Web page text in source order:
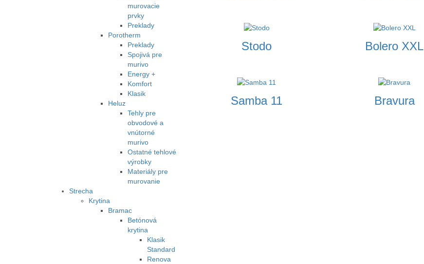
Stodo Bolero XXL
Samba 11 Bravura
murovacie
prvky
Preklady
Porotherm
Preklady
Spojivá pre
murivo
Energy +
Komfort
Klasik
Heluz
Tehly pre
obvodové a
vnútorné
murivo
Ostatné tehlové
výrobky
Materiály pre
murovanie
Strecha
Krytina
Bramac
Betónová
krytina
Klasik
Standard
Renova